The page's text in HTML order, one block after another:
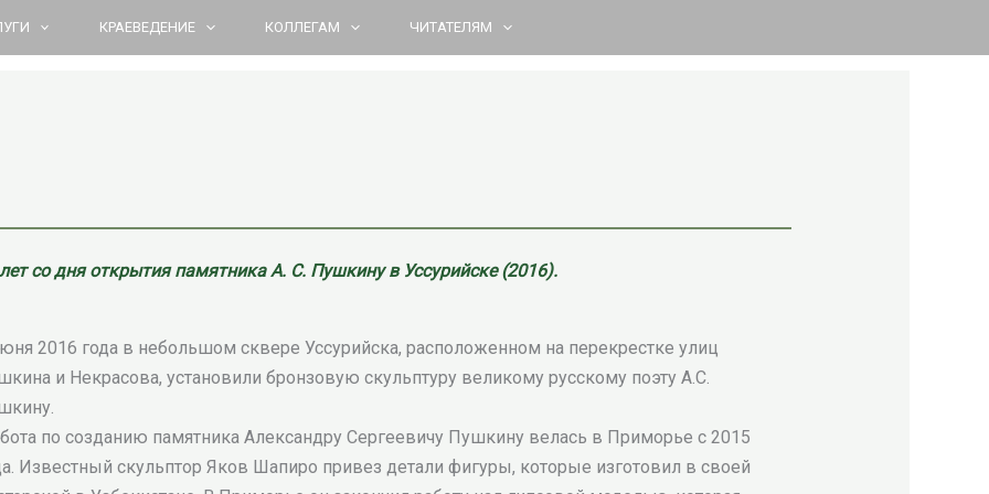
КРАЕВЕДЕНИЕ КОЛЛЕГАМ ЧИТАТЕЛЯМ
со дня открытия памятника А. С. Пушкину в Уссурийске (2016).
2016 года в небольшом сквере Уссурийска, расположенном на перекрестке улиц
и Некрасова, установили бронзовую скульптуру великому русскому поэту А.С.
по созданию памятника Александру Сергеевичу Пушкину велась в Приморье с 2015
Известный скульптор Яков Шапиро привез детали фигуры, которые изготовил в своей